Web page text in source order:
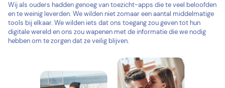
Wij als ouders hadden genoeg van toezicht-apps die te veel beloofden
en te weinig leverden. We wilden niet zomaar een aantal middelmatige
tools bij elkaar. We wilden iets dat ons toegang zou geven tot hun
digitale wereld en ons zou wapenen met de informatie die we nodig
hebben om te zorgen dat ze veilig blijven.